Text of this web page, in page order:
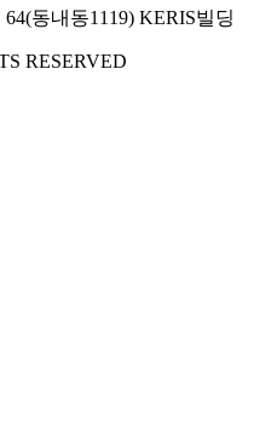
동내동1119) KERIS빌딩
RESERVED